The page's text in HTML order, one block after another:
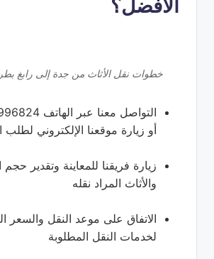
الأفضل؟
خطوات نقل الأثاث من جدة إلى رابغ
التواصل معنا عبر
أو زيارة موقعنا الإلكتروني لطلب
زيارة فريقنا للمعاينة وتقدير
والأثاث المراد نقله
الاتفاق على موعد النقل والسعر
لخدمات النقل المطلوبة